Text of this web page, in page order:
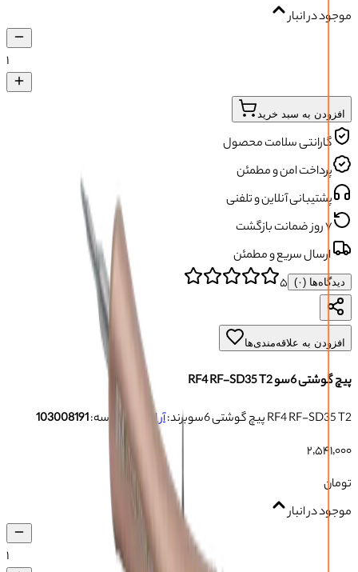
موجود در انبار
۱
افزودن به سبد خرید
گارانتی سلامت محصول
پرداخت امن و مطمئن
پشتیبانی آنلاین و تلفنی
۷ روز ضمانت بازگشت
ارسال سریع و مطمئن
دیدگاه‌ها (۰) ۵
افزودن به علاقه‌مندی‌ها
پیچ گوشتی 6سو RF4 RF-SD35 T2
پیچ گوشتی 6سو RF4 RF-SD35 T2
برند:آر اف فور شناسه:103008191
۲٬۵۴۱٬۰۰۰
تومان
موجود در انبار
۱